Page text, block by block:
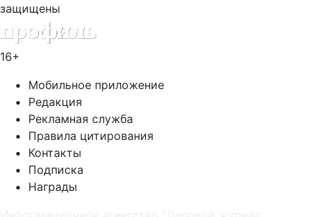
защищены
16+
Мобильное приложение
Редакция
Рекламная служба
Правила цитирования
Контакты
Подписка
Награды